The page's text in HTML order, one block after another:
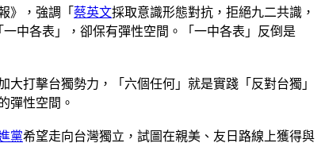
》，強調「 蔡英文採取意識形態對抗，拒絕九二共識，
中各表」，卻保有彈性空間。「一中各表」反倒是
打擊台獨勢力，「六個任何」就是實踐「反對台獨」
彈性空間。
黨希望走向台灣獨立，試圖在親美、友日路線上獲得與